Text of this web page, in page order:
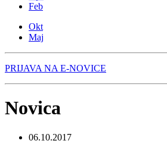
Feb
Okt
Maj
PRIJAVA NA E-NOVICE
Novica
06.10.2017